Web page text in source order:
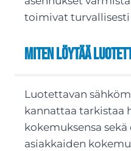
toimivat turvallisesti
Miten löytää
Luotettavan
kannattaa tarkistaa
kokemuksensa
asiakkaiden